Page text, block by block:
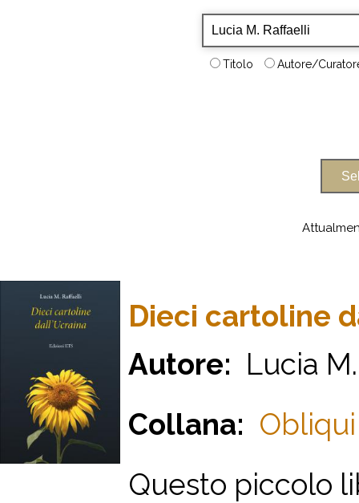
Titolo Autore/
Dieci cartoline
Autore: Lucia
Collana:
Questo piccolo